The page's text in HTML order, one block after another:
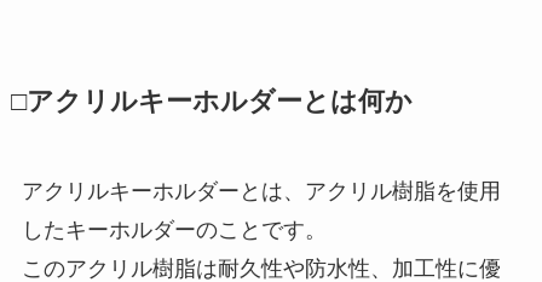
□アクリルキーホルダーとは何か
アクリルキーホルダーとは、アクリル樹脂を使用
したキーホルダーのことです。
このアクリル樹脂は耐久性や防水性、加工性に優